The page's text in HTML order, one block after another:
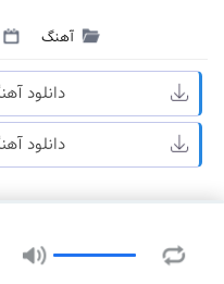
آهنگ
دانلود
دانلود